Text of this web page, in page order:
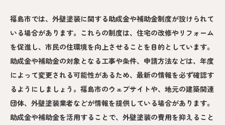
福島市では、外壁塗装に関する助成金や補助金制度が設けられて
いる場合があります。これらの制度は、住宅の改修やリフォーム
を促進し、市民の住環境を向上させることを目的としています。
助成金や補助金の対象となる工事や条件、申請方法などは、年度
によって変更される可能性があるため、最新の情報を必ず確認す
るようにしましょう。福島市のウェブサイトや、地元の建築関連
団体、外壁塗装業者などが情報を提供している場合があります。
助成金や補助金を活用することで、外壁塗装の費用を抑えること